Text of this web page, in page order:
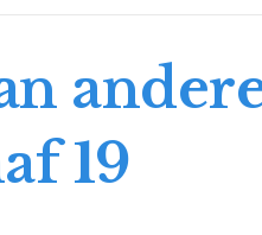
19